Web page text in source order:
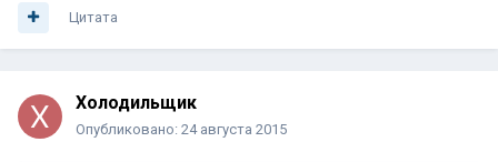
Цитата
Холодильщик
Опубликовано: 24 августа 2015